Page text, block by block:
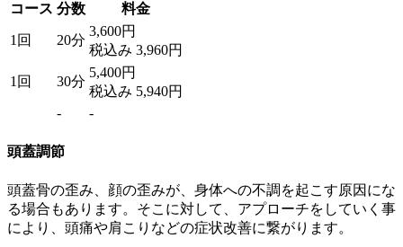
コース 分数 料金
1回 20分
3,600円
税込み 3,960円
1回 30分
5,400円
税込み 5,940円
-
-
頭蓋調節
頭蓋骨の歪み、顔の歪みが、身体への不調を起こす原因にな
る場合もあります。そこに対して、アプローチをしていく事
により、頭痛や肩こりなどの症状改善に繋がります。